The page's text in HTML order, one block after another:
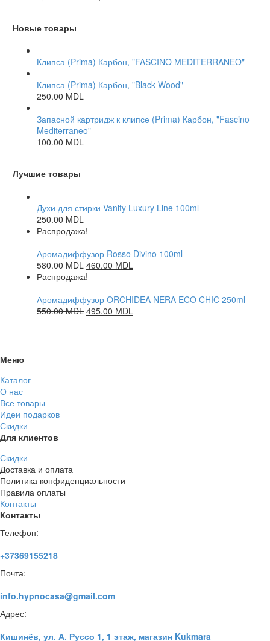
Новые товары
Клипса (Prima) Карбон, "FASCINO MEDITERRANEO"
Клипса (Prima) Карбон, "Black Wood"
250.00 MDL
Запасной картридж к клипсе (Prima) Карбон, "Fascino
Mediterraneo"
100.00 MDL
Лучшие товары
Духи для стирки Vanity Luxury Line 100ml
250.00 MDL
Распродажа!
Аромадиффузор Rosso Divino 100ml
580.00MDL 460.00 MDL
Распродажа!
Аромадиффузор ORCHIDEA NERA ECO CHIC 250ml
550.00MDL 495.00 MDL
Меню
Каталог
О нас
Все товары
Идеи подарков
Скидки
Для клиентов
Скидки
Доставка и оплата
Политика конфиденциальности
Правила оплаты
Контакты
Контакты
Телефон:
+37369155218
Почта:
info.hypnocasa@gmail.com
Адрес:
Кишинёв, ул. А. Руссо 1, 1 этаж, магазин Kukmara